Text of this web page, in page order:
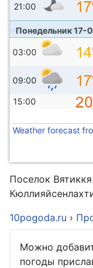
21:00
Понедельник 17-
03:00
09:00
15:00
Weather forecast
Поселок
10pogoda.ru ›
Можно
погоды